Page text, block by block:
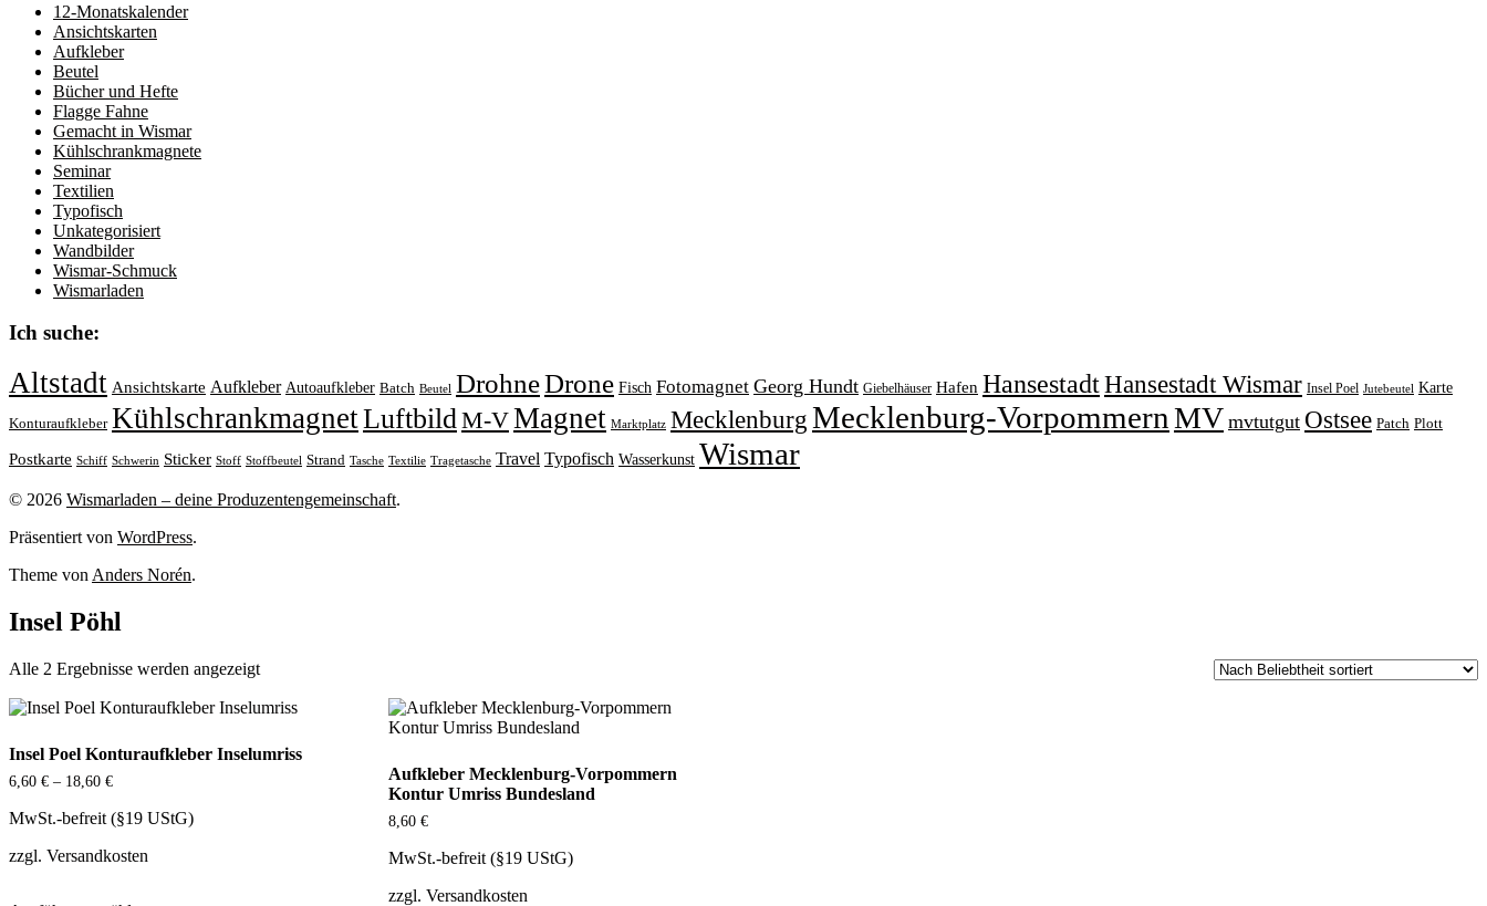
12-Monatskalender
Ansichtskarten
Aufkleber
Beutel
Bücher und Hefte
Flagge Fahne
Gemacht in Wismar
Kühlschrankmagnete
Seminar
Textilien
Typofisch
Unkategorisiert
Wandbilder
Wismar-Schmuck
Wismarladen
Ich suche:
Altstadt Ansichtskarte Aufkleber Autoaufkleber Batch Beutel DrohneDrone Fisch Fotomagnet Georg Hundt Giebelhäuser Hafen HansestadtHansestadt Wismar Insel Poel Jutebeutel Karte
Konturaufkleber KühlschrankmagnetLuftbildM-VMagnet Marktplatz Mecklenburg Mecklenburg-VorpommernMV mvtutgut Ostsee Patch Plott
Postkarte Schiff Schwerin Sticker Stoff Stoffbeutel Strand Tasche Textilie Tragetasche Travel Typofisch Wasserkunst Wismar
© 2026 Wismarladen – deine Produzentengemeinschaft.
Präsentiert von WordPress.
Theme von Anders Norén.
Insel Pöhl
Alle 2 Ergebnisse werden angezeigtNach
sortiert
Insel Poel Konturaufkleber Inselumriss
6,60 € – 18,60 €
MwSt.-befreit (§19 UStG)
zzgl. Versandkosten
Aufkleber Mecklenburg-Vorpommern
Kontur Umriss Bundesland
8,60€
MwSt.-befreit (§19 UStG)
zzgl.Versandkosten